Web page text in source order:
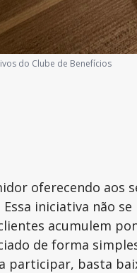
do Clube de Benefícios
oferecendo
iniciativa não
acumulem
de forma
participar, basta